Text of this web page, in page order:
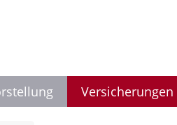
Versicherungen